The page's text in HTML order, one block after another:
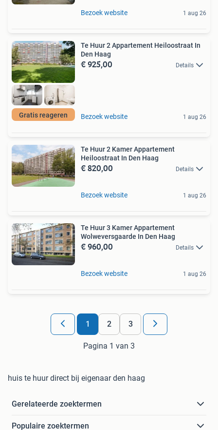
Bezoek website 1 aug 26
Gratis reageren
Te Huur 2 Appartement Heiloostraat In
Den Haag
€ 925,00 Details
Bezoek website 1 aug 26
Te Huur 2 Kamer Appartement
Heiloostraat In Den Haag
€ 820,00 Details
Bezoek website 1 aug 26
Te Huur 3 Kamer Appartement
Wolweversgaarde In Den Haag
€ 960,00 Details
Bezoek website 1 aug 26
1 2 3
Pagina 1 van 3
huis te huur direct bij eigenaar den haag
Gerelateerde zoektermen
Populaire zoektermen